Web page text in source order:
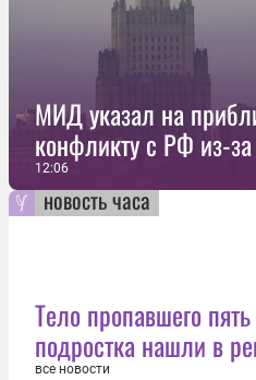
МИД указал на
конфликту с РФ из-за
12:06
новость часа
Тело пропавшего
подростка нашли в
все новости